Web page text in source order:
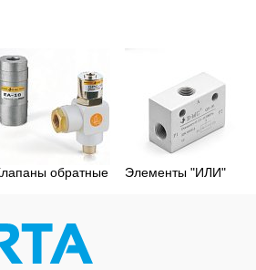
обратные Элементы "ИЛИ"